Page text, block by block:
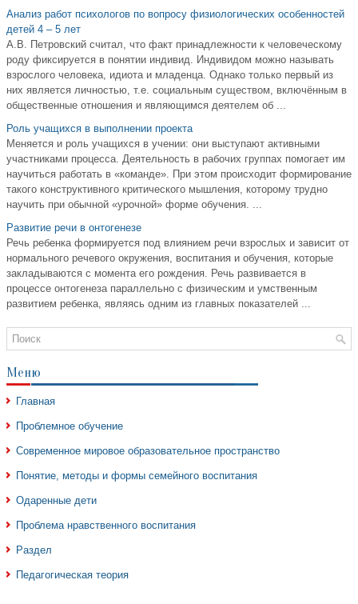
Анализ работ психологов по вопросу физиологических особенностей
детей 4 – 5 лет
А.В. Петровский считал, что факт принадлежности к человеческому
роду фиксируется в понятии индивид. Индивидом можно называть
взрослого человека, идиота и младенца. Однако только первый из
них является личностью, т.е. социальным существом, включённым в
общественные отношения и являющимся деятелем об ...
Роль учащихся в выполнении проекта
Меняется и роль учащихся в учении: они выступают активными
участ­никами процесса. Деятельность в рабочих группах помогает им
научиться работать в «команде». При этом происходит формирование
такого конструк­тивного критического мышления, которому трудно
научить при обычной «урочной» форме обучения. ...
Развитие речи в онтогенезе
Речь ребенка формируется под влиянием речи взрослых и зависит от
нормального речевого окружения, воспитания и обучения, которые
закладываются с момента его рождения. Речь развивается в
процессе онтогенеза параллельно с физическим и умственным
развитием ребенка, являясь одним из главных показателей ...
Меню
Главная
Проблемное обучение
Современное мировое образовательное пространство
Понятие, методы и формы семейного воспитания
Одаренные дети
Проблема нравственного воспитания
Раздел
Педагогическая теория